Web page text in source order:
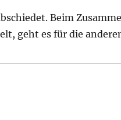
Beim
geht es für die